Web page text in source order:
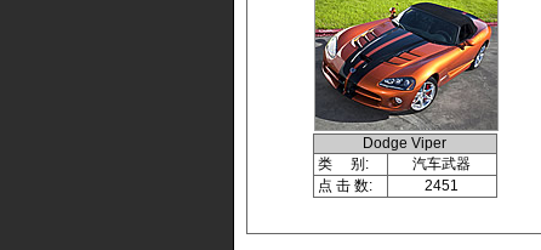
Dodge Viper
类 别:
汽车武器
点 击 数:
2451